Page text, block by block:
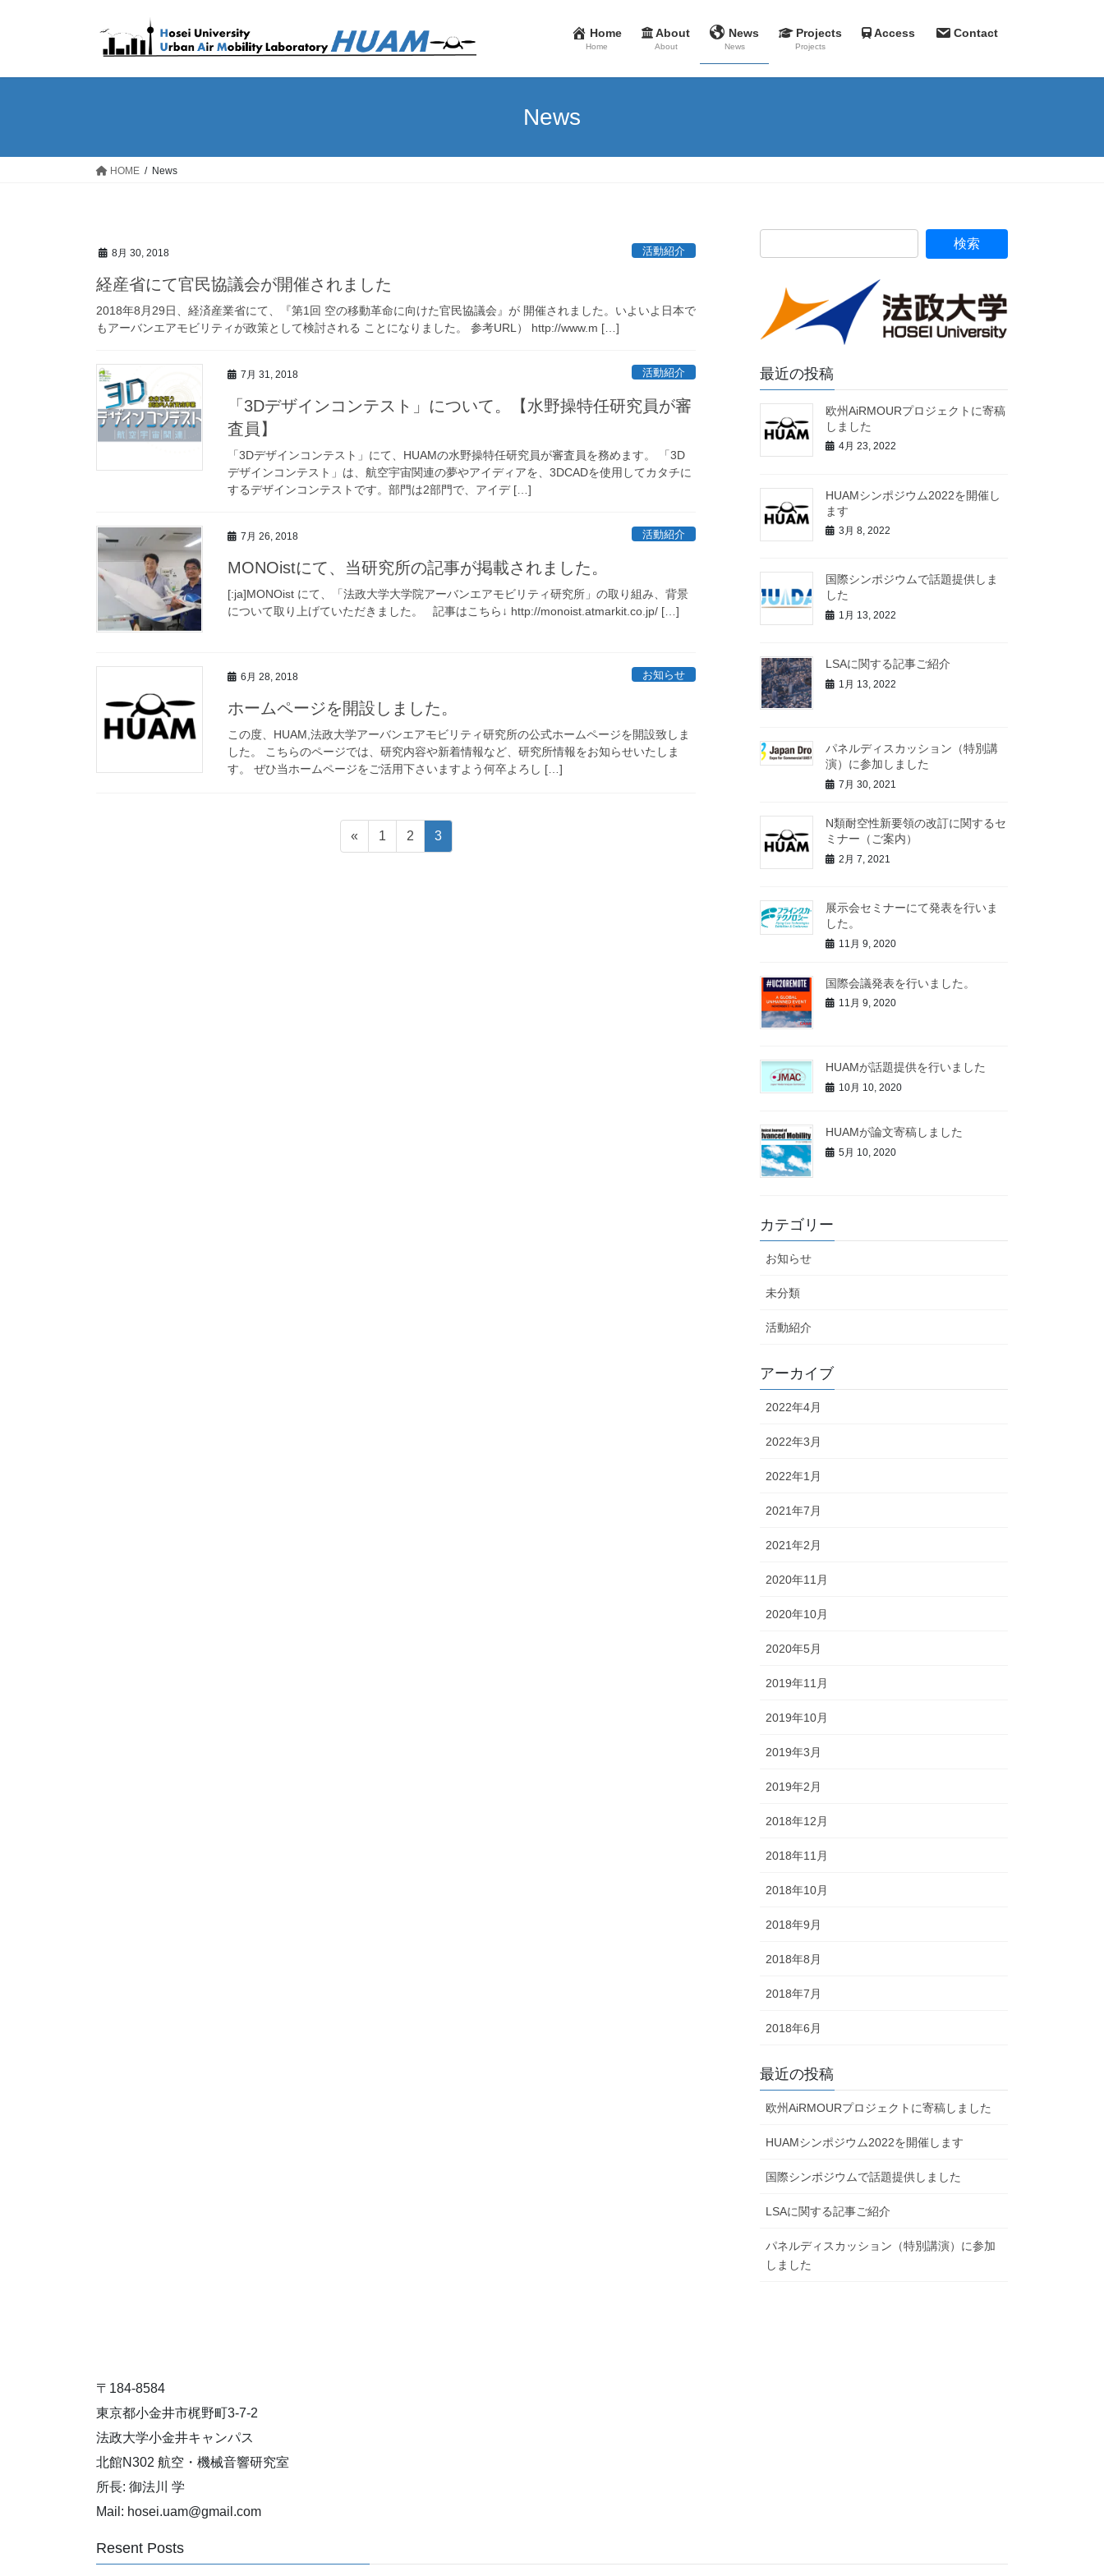
Home
Home
About
About
News
News
Projects
Projects
Access Contact
News
HOME News
8月 30, 2018 活動紹介
経産省にて官民協議会が開催されました
2018年8月29日、経済産業省にて、『第1回 空の移動革命に向けた官民協議会』が 開催されました。いよいよ日本で
もアーバンエアモビリティが政策として検討される ことになりました。 参考URL） http://www.m […]
7月 31, 2018 活動紹介
「3Dデザインコンテスト」について。【水野操特任研究員が審
査員】
「3Dデザインコンテスト」にて、HUAMの水野操特任研究員が審査員を務めます。 「3D
デザインコンテスト」は、航空宇宙関連の夢やアイディアを、3DCADを使用してカタチに
するデザインコンテストです。部門は2部門で、アイデ […]
7月 26, 2018 活動紹介
MONOistにて、当研究所の記事が掲載されました。
[:ja]MONOist にて、「法政大学大学院アーバンエアモビリティ研究所」の取り組み、背景
について取り上げていただきました。 記事はこちら↓ http://monoist.atmarkit.co.jp/ […]
6月 28, 2018 お知らせ
ホームページを開設しました。
この度、HUAM,法政大学アーバンエアモビリティ研究所の公式ホームページを開設致しま
した。 こちらのページでは、研究内容や新着情報など、研究所情報をお知らせいたしま
す。 ぜひ当ホームページをご活用下さいますよう何卒よろし […]
«
固
定
1
固
定
2
固
定
3
最近の投稿
欧州AiRMOURプロジェクトに寄稿
しました
4月 23, 2022
HUAMシンポジウム2022を開催し
ます
3月 8, 2022
国際シンポジウムで話題提供しま
した
1月 13, 2022
LSAに関する記事ご紹介
1月 13, 2022
パネルディスカッション（特別講
演）に参加しました
7月 30, 2021
N類耐空性新要領の改訂に関するセ
ミナー（ご案内）
2月 7, 2021
展示会セミナーにて発表を行いま
した。
11月 9, 2020
国際会議発表を行いました。
11月 9, 2020
HUAMが話題提供を行いました
10月 10, 2020
HUAMが論文寄稿しました
5月 10, 2020
カテゴリー
お知らせ
未分類
活動紹介
アーカイブ
2022年4月
2022年3月
2022年1月
2021年7月
2021年2月
2020年11月
2020年10月
2020年5月
2019年11月
2019年10月
2019年3月
2019年2月
2018年12月
2018年11月
2018年10月
2018年9月
2018年8月
2018年7月
2018年6月
最近の投稿
欧州AiRMOURプロジェクトに寄稿しました
HUAMシンポジウム2022を開催します
国際シンポジウムで話題提供しました
LSAに関する記事ご紹介
パネルディスカッション（特別講演）に参加
しました
〒184-8584
東京都小金井市梶野町3-7-2
法政大学小金井キャンパス
北館N302 航空・機械音響研究室
所長: 御法川 学
Mail: hosei.uam@gmail.com
Resent Posts